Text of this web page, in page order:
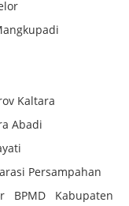
Kaltara
Abadi
Persampahan
BPMD Kabupaten